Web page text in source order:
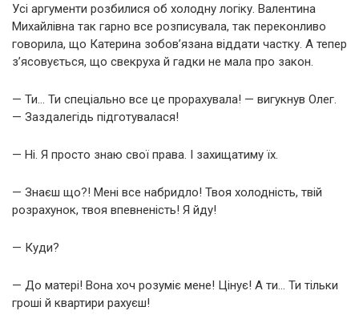
Усі аргументи розбилися об холодну логіку. Валентина
Михайлівна так гарно все розписувала, так переконливо
говорила, що Катерина зобов’язана віддати частку. А тепер
з’ясовується, що свекруха й гадки не мала про закон.
— Ти… Ти спеціально все це прорахувала! — вигукнув Олег.
— Заздалегідь підготувалася!
— Ні. Я просто знаю свої права. І захищатиму їх.
— Знаєш що?! Мені все набридло! Твоя холодність, твій
розрахунок, твоя впевненість! Я йду!
— Куди?
— До матері! Вона хоч розуміє мене! Цінує! А ти… Ти тільки
гроші й квартири рахуєш!